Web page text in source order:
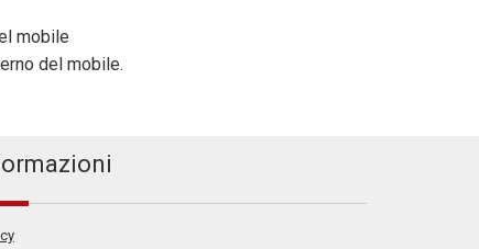
mobile
del mobile.